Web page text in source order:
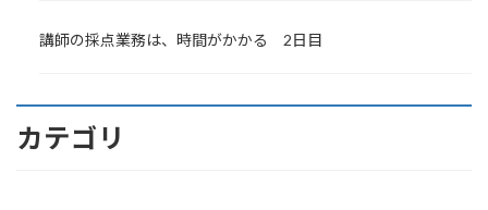
講師の採点業務は、時間がかかる 2日目
カテゴリ